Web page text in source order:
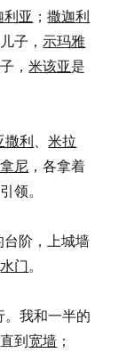
利亚 ；撒迦利
子，示玛雅
，米该亚是
撒利、米拉
尼 ，各拿着
领。
台阶，上城墙
水门。
。我和一半的
到宽墙 ；